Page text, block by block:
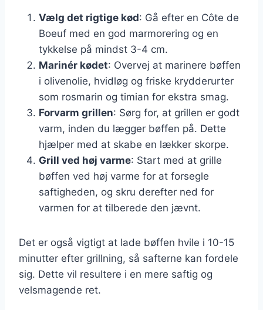
Vælg det rigtige kød: Gå efter en Côte de
Boeuf med en god marmorering og en
tykkelse på mindst 3-4 cm.
Marinér kødet: Overvej at marinere bøffen
i olivenolie, hvidløg og friske krydderurter
som rosmarin og timian for ekstra smag.
Forvarm grillen: Sørg for, at grillen er godt
varm, inden du lægger bøffen på. Dette
hjælper med at skabe en lækker skorpe.
Grill ved høj varme: Start med at grille
bøffen ved høj varme for at forsegle
saftigheden, og skru derefter ned for
varmen for at tilberede den jævnt.
Det er også vigtigt at lade bøffen hvile i 10-15
minutter efter grillning, så safterne kan fordele
sig. Dette vil resultere i en mere saftig og
velsmagende ret.